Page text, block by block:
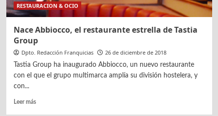
RESTAURACION & OCIO
Nace Abbiocco, el restaurante estrella de Tastia
Group
Dpto. Redacción Franquicias 26 de diciembre de 2018
Tastia Group ha inaugurado Abbiocco, un nuevo restaurante
con el que el grupo multimarca amplía su división hostelera, y
con...
Leer másLeer